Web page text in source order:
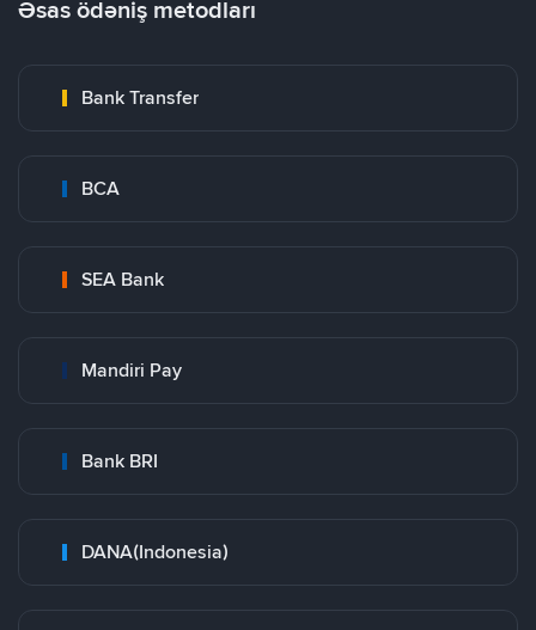
Əsas ödəniş metodları
Bank Transfer
BCA
SEA Bank
Mandiri Pay
Bank BRI
DANA(Indonesia)